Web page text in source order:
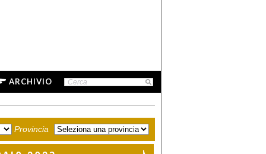
ARCHIVIO
Provincia